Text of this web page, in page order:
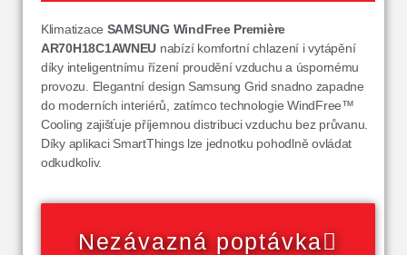
Klimatizace SAMSUNG WindFree Première
AR70H18C1AWNEU nabízí komfortní chlazení i vytápění
díky inteligentnímu řízení proudění vzduchu a úspornému
provozu. Elegantní design Samsung Grid snadno zapadne
do moderních interiérů, zatímco technologie WindFree™
Cooling zajišťuje příjemnou distribuci vzduchu bez průvanu.
Díky aplikaci SmartThings lze jednotku pohodlně ovládat
odkudkoliv.
Nezávazná poptávka